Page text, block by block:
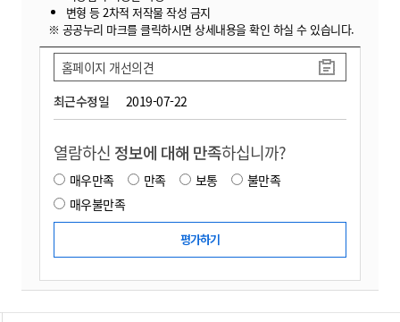
변형 등 2차적 저작물 작성 금지
※ 공공누리 마크를 클릭하시면 상세내용을 확인 하실 수 있습니다.
최근수정일 2019-07-22
홈페이지 개선의견
열람하신 정보에 대해 만족하십니까?
매우만족 만족 보통
불만족
매우불만족